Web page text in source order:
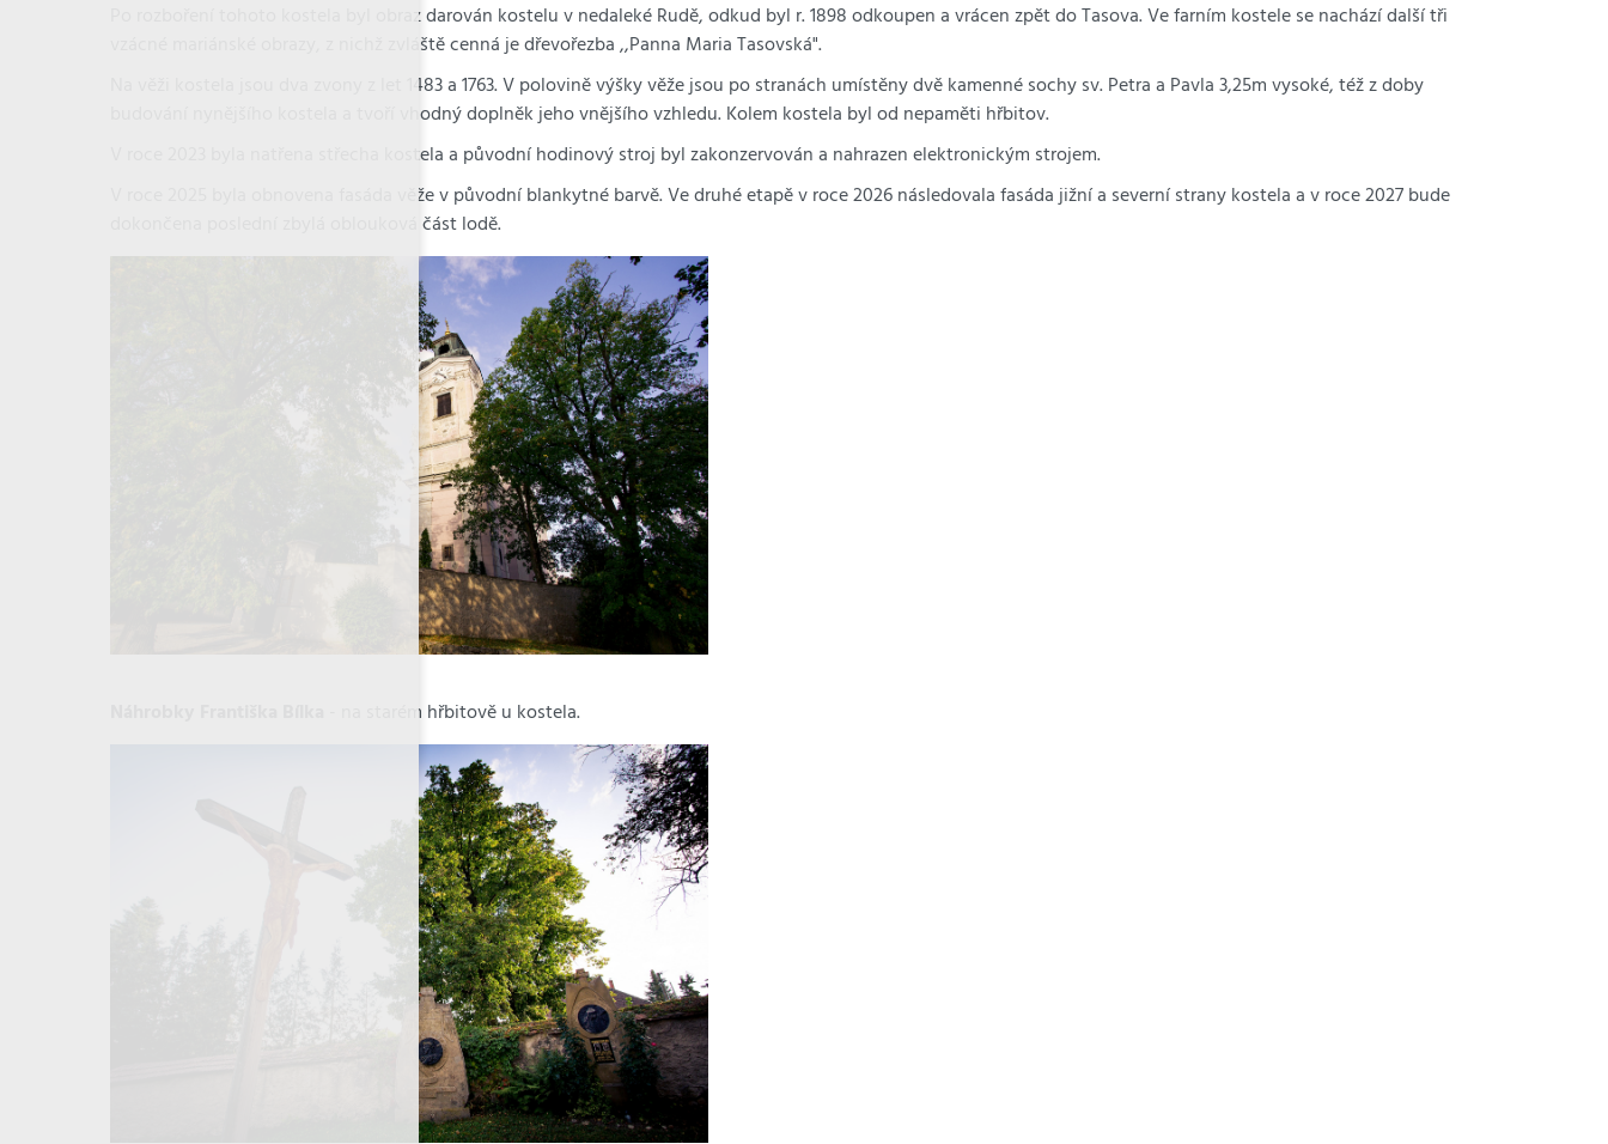
Po rozboření tohoto kostela byl obraz darován kostelu v nedaleké Rudě, odkud byl r. 1898 odkoupen a vrácen zpět do Tasova. Ve farním kostele se nachází další tři
vzácné mariánské obrazy, z nichž zvláště cenná je dřevořezba ,,Panna Maria Tasovská".
Na věži kostela jsou dva zvony z let 1483 a 1763. V polovině výšky věže jsou po stranách umístěny dvě kamenné sochy sv. Petra a Pavla 3,25m vysoké, též z doby
budování nynějšího kostela a tvoří vhodný doplněk jeho vnějšího vzhledu. Kolem kostela byl od nepaměti hřbitov.
V roce 2023 byla natřena střecha kostela a původní hodinový stroj byl zakonzervován a nahrazen elektronickým strojem.
V roce 2025 byla obnovena fasáda věže v původní blankytné barvě. Ve druhé etapě v roce 2026 následovala fasáda jižní a severní strany kostela a v roce 2027 bude
dokončena poslední zbylá oblouková část lodě.
- na starém hřbitově u kostela.